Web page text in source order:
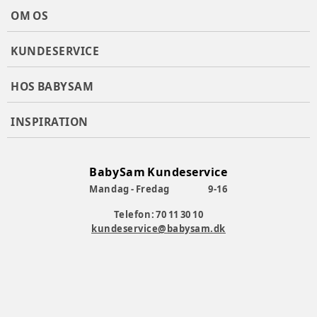
stål, der kan modstå kollisionskræfter op til 1500 kg.
SpaceFlow™ - patenteret teknologi, der tilbyder
markedsledende benplads på 30 cm. Sædet kan nemt
EasyClimb™ - den solide ramme gør det muligt for børn at
komme ind selvstændigt.
Komfortable tekstiler med Axkids nye farvekollektion.
Godkendt af den svenske PLUS-test, som opfylder
R129 godkendt.
OM OS
KUNDESERVICE
HOS BABYSAM
INSPIRATION
BabySam Kundeservice
Mandag - Fredag
9-16
Telefon: 70 11 30 10
kundeservice@babysam.dk